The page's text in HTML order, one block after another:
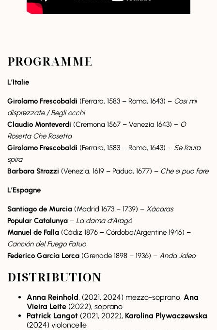
PROGRAMME
L’Italie
Girolamo Frescobaldi (Ferrara, 1583 – Roma, 1643) – Cosi mi
disprezzate / Begli occhi
Claudio Monteverdi (Cremona 1567 – Venezia 1643) – O
Rosetta Che Rosetta
Girolamo Frescobaldi (Ferrara, 1583 – Roma, 1643) – Se l’aura
spira
Barbara Strozzi (Venezia, 1619 – Padua, 1677) – Che si puo fare
L’Espagne
Santiago de Murcia (Madrid 1673 – 1739) – Xácaras
Popular Catalunya – La dama d’Aragó
Manuel de Falla (Cádiz 1876 – Córdoba/Argentine 1946) –
Canción del Fuego Fatuo
Federico García Lorca (Grenade 1898 – 1936) – Anda Jaleo
DISTRIBUTION
Anna Reinhold, (2021, 2024) mezzo-soprano, Ana
Vieira Leite (2022), soprano
Patrick Langot (2021, 2022), Karolina Plywaczewska
(2024) violoncelle